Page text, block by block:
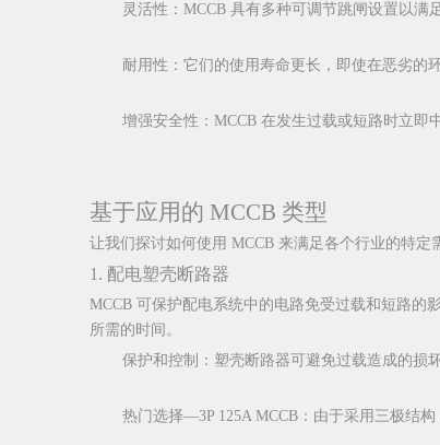
灵活性：MCCB 具有多种可调节跳闸设置以满
耐用性：它们的使用寿命更长，即使在恶劣的
增强安全性：MCCB 在发生过载或短路时立即
基于应用的 MCCB 类型
让我们探讨如何使用 MCCB 来满足各个行业的特定
1. 配电塑壳断路器
MCCB 可保护配电系统中的电路免受过载和短路的
所需的时间。
保护和控制：塑壳断路器可避免过载造成的损
热门选择—3P 125A MCCB：由于采用三极结